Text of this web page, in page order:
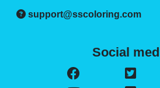
support@sscoloring.com
Social